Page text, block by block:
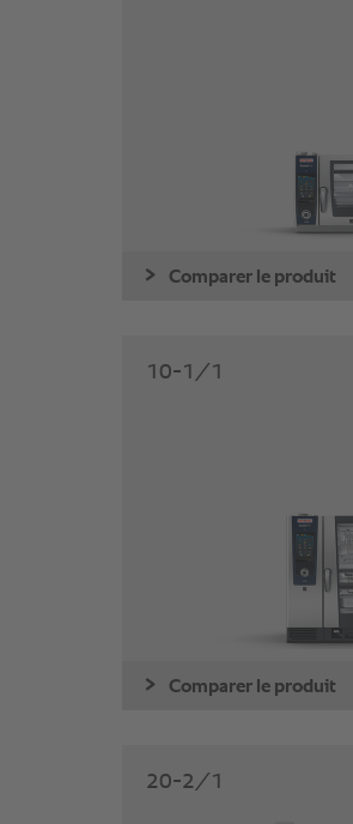
Comparer le produit
10-1/1
Comparer le produit
20-2/1